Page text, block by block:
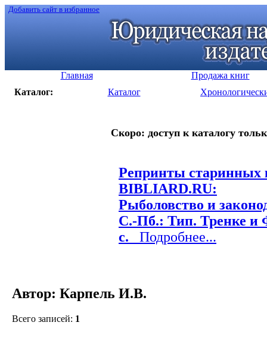
Добавить сайт в избранное
Главная
Продажа книг
Каталог:
Каталог
Скоро: доступ к каталогу
Репринты старинных
BIBLIARD.RU:
Рыболовство и
С.-Пб.: Тип. Тренке и
с. Подробнее...
Автор: Карпель И.В.
Всего записей: 1